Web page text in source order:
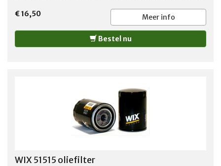
1963-1996 STUDEBAKER 1966
€ 16,50 Meer info
Bestel nu
WIX 51515 oliefilter